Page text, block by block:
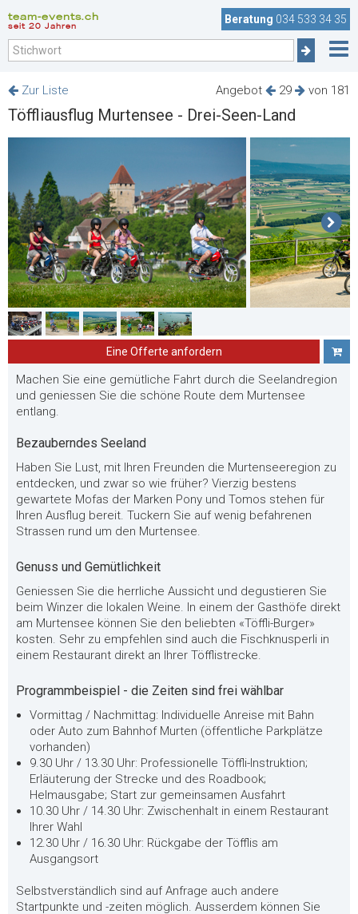
team-events.ch
seit 20 Jahren
Beratung 034 533 34 35
Angebot 29 von 181
Zur Liste
Töffliausflug Murtensee - Drei-Seen-Land
Eine Offerte anfordern
Machen Sie eine gemütliche Fahrt durch die Seelandregion
und geniessen Sie die schöne Route dem Murtensee
entlang.
Bezauberndes Seeland
Haben Sie Lust, mit Ihren Freunden die Murtenseeregion zu
entdecken, und zwar so wie früher? Vierzig bestens
gewartete Mofas der Marken Pony und Tomos stehen für
Ihren Ausflug bereit. Tuckern Sie auf wenig befahrenen
Strassen rund um den Murtensee.
Genuss und Gemütlichkeit
Geniessen Sie die herrliche Aussicht und degustieren Sie
beim Winzer die lokalen Weine. In einem der Gasthöfe direkt
am Murtensee können Sie den beliebten «Töffli-Burger»
kosten. Sehr zu empfehlen sind auch die Fischknusperli in
einem Restaurant direkt an Ihrer Töfflistrecke.
Programmbeispiel - die Zeiten sind frei wählbar
Vormittag / Nachmittag: Individuelle Anreise mit Bahn
oder Auto zum Bahnhof Murten (öffentliche Parkplätze
vorhanden)
9.30 Uhr / 13.30 Uhr: Professionelle Töffli-Instruktion;
Erläuterung der Strecke und des Roadbook;
Helmausgabe; Start zur gemeinsamen Ausfahrt
10.30 Uhr / 14.30 Uhr: Zwischenhalt in einem Restaurant
Ihrer Wahl
12.30 Uhr / 16.30 Uhr: Rückgabe der Töfflis am
Ausgangsort
Selbstverständlich sind auf Anfrage auch andere
Startpunkte und -zeiten möglich. Ausserdem können Sie